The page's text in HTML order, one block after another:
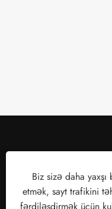
Haqqımızda
Biz sizə daha
etmək, sayt trafikini